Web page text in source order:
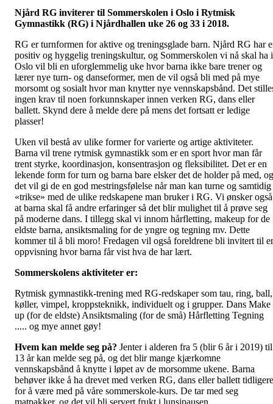
Njård RG inviterer til Sommerskolen i Oslo i Rytmisk
Gymnastikk (RG) i Njårdhallen uke 26 og 33 i 2018.
RG er turnformen for aktive og treningsglade barn. Njård RG har
positiv og hyggelig treningskultur, og Sommerskolen vi nå skal ha i
Oslo vil bli en uforglemmelig uke hvor barna ikke bare trener og
lærer nye turn- og danseformer, men de vil også bli med på mye
morsomt og sosialt hvor man knytter nye vennskapsbånd. Det
ingen krav til noen forkunnskaper innen verken RG, dans eller
ballett. Skynd dere å melde dere på mens det fortsatt er ledige
plasser!
Uken vil bestå av ulike former for varierte og artige aktiviteter.
Barna vil trene rytmisk gymnastikk som er en sport hvor man får
trent styrke, koordinasjon, konsentrasjon og fleksibilitet. Det er en
lekende form for turn og barna bare elsker det de holder på med, og
det vil gi de en god mestringsfølelse når man kan turne og samtidig
«trikse» med de ulike redskapene man bruker i RG. Vi ønsker også
at barna skal få andre erfaringer så det blir mulighet til å prøve seg
på moderne dans. I tillegg skal vi innom hårfletting, makeup for de
eldste barna, ansiktsmaling for de yngre og tegning mv. Dette
kommer til å bli moro! Fredagen vil også foreldrene bli invitert til
oppvisning hvor barna får vist hva de har lært.
Sommerskolens aktiviteter er:
Rytmisk gymnastikk-trening med RG-redskaper som tau, ring, ball,
køller, vimpel, kroppsteknikk, individuelt og i grupper. Dans Make
up (for de eldste) Ansiktsmaling (for de små) Hårfletting Tegning
..... og mye annet gøy!
Hvem kan melde seg på? Jenter i alderen fra 5 (blir 6 år i 2019) til
13 år kan melde seg på, og det blir mange kjærkomne
vennskapsbånd å knytte i løpet av de morsomme ukene. Barna
behøver ikke å ha drevet med verken RG, dans eller ballett tidligere
for å være med på våre sommerskole-kurs. De tar med seg